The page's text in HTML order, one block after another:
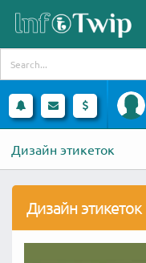
Дизайн этикеток
Дизайн этикеток